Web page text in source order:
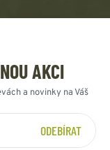
AKCI
a novinky na Váš
ODEBÍRAT